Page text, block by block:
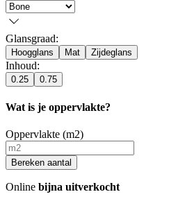
Glansgraad:
Hoogglans Mat Zijdeglans
Inhoud:
0.25 0.75
Wat is je oppervlakte?
Oppervlakte (m2)
Bereken aantal
Online bijna uitverkocht